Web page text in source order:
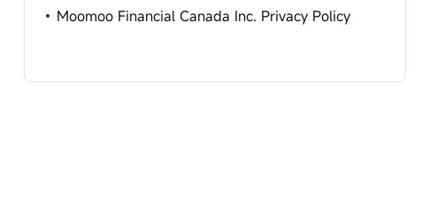
Moomoo Financial Canada Inc. Privacy Policy